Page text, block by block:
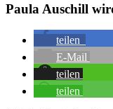
Paula Auschill
teilen
E-Mail
teilen
teilen